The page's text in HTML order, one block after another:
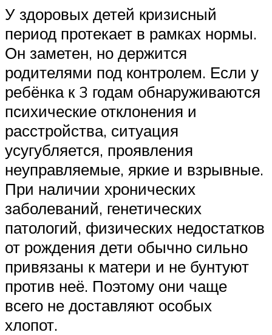
У здоровых детей кризисный
период протекает в рамках нормы.
Он заметен, но держится
родителями под контролем. Если у
ребёнка к 3 годам обнаруживаются
психические отклонения и
расстройства, ситуация
усугубляется, проявления
неуправляемые, яркие и взрывные.
При наличии хронических
заболеваний, генетических
патологий, физических недостатков
от рождения дети обычно сильно
привязаны к матери и не бунтуют
против неё. Поэтому они чаще
всего не доставляют особых
хлопот.